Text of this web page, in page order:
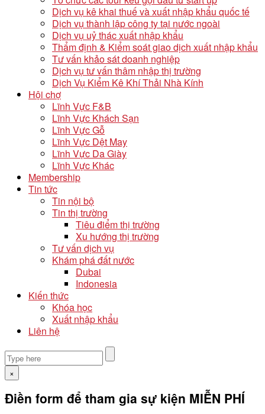
Dịch vụ kê khai thuế và xuất nhập khẩu quốc tế
Dịch vụ thành lập công ty tại nước ngoài
Dịch vụ uỷ thác xuất nhập khẩu
Thẩm định & Kiểm soát giao dịch xuất nhập khẩu
Tư vấn khảo sát doanh nghiệp
Dịch vụ tư vấn thâm nhập thị trường
Dịch Vụ Kiểm Kê Khí Thải Nhà Kính
Hội chợ
Lĩnh Vực F&B
Lĩnh Vực Khách Sạn
Lĩnh Vực Gỗ
Lĩnh Vực Dệt May
Lĩnh Vực Da Giày
Lĩnh Vực Khác
Membership
Tin tức
Tin nội bộ
Tin thị trường
Tiêu điểm thị trường
Xu hướng thị trường
Tư vấn dịch vụ
Khám phá đất nước
Dubai
Indonesia
Kiến thức
Khóa học
Xuất nhập khẩu
Liên hệ
×
Điền form để tham gia sự kiện MIỄN PHÍ